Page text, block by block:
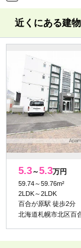
近くにある建物
5.3～5.3万円
59.74～59.76m²
2LDK～2LDK
百合が原駅 徒歩2分
北海道札幌市北区百